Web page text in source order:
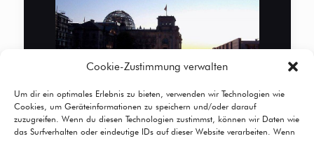
Cookie-Zustimmung verwalten
Um dir ein optimales Erlebnis zu bieten, verwenden wir Technologien wie
Cookies, um Geräteinformationen zu speichern und/oder darauf
zuzugreifen. Wenn du diesen Technologien zustimmst, können wir Daten wie
das Surfverhalten oder eindeutige IDs auf dieser Website verarbeiten. Wenn